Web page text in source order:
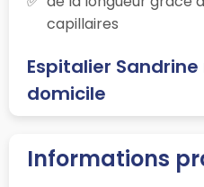
capillaires
Espitalier
domicile
Informations